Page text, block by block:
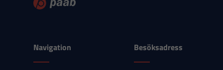
Navigation Besöksadress